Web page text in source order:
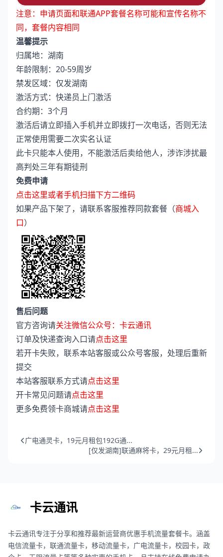
注意：申请页面和联通APP套餐名称可能和宣传名称不
同，套餐内容相同
温馨提示
归属地：湖南
年龄限制：20-59周岁
禁发区域：仅发湖南
激活方式：快递员上门激活
合约期：3个月
激活后请立即插入手机并立即拨打一次电话，否则无法
正常使用需要二次实名认证
此卡只能本人使用，不能激活后卖给他人，涉诈涉扰最
高判处三年有期徒刑
免费申请
点击这里或者手机扫描下方二维码
如果产品下架了，请联系客服推荐同款套餐（商城入
口）
售后问题
官方咨询请关注微信公众号：卡云通讯
订单及快递查询入口请点击这里
若开卡失败，联系本站客服或公众号客服，处理后重新
提交
本站客服联系方式请点击这里
开卡常见问题请点击这里
更多免费领卡商城请点击这里
广电通灵卡，19元月租包192G通...
[仅发湖南]联通麻将卡，29元月租...
卡云通讯
卡云通讯专注于分享和推荐最新运营商优惠手机流量套餐卡。涵盖
电信流量卡，联通流量卡，移动流量卡，广电流量卡，校园卡，政